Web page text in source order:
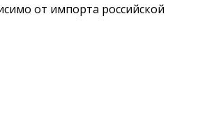
от импорта российской